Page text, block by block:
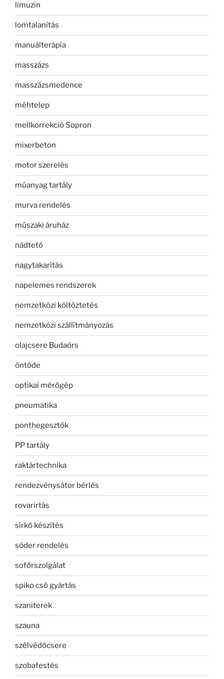
limuzin
lomtalanítás
manuálterápia
masszázs
masszázsmedence
méhtelep
mellkorrekció Sopron
mixerbeton
motor szerelés
műanyag tartály
murva rendelés
műszaki áruház
nádtető
nagytakarítás
napelemes rendszerek
nemzetközi költöztetés
nemzetközi szállítmányozás
olajcsere Budaörs
öntöde
optikai mérőgép
pneumatika
ponthegesztők
PP tartály
raktártechnika
rendezvénysátor bérlés
rovarirtás
sírkő készítés
sóder rendelés
sofőrszolgálat
spiko cső gyártás
szaniterek
szauna
szélvédőcsere
szobafestés